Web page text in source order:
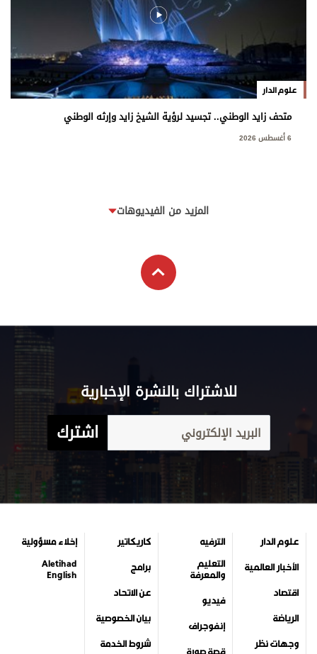
علوم الدار
متحف زايد الوطني.. تجسيد لرؤية الشيخ زايد وإرثه الوطني
6 أغسطس 2026
المزيد من الفيديوهات
للاشتراك بالنشرة الإخبارية
اشترك
علوم الدار
الأخبار العالمية
اقتصاد
الرياضة
وجهات نظر
الترفيه
التعليم
والمعرفة
فيديو
إنفوجراف
كاريكاتير
برامج
عن الاتحاد
بيان الخصوصية
شروط الخدمة
إخلاء مسؤولية
Aletihad
English